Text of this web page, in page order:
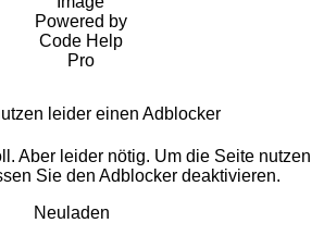
leider einen Adblocker
Aber leider nötig. Um die Seite nutzen
Sie den Adblocker deaktivieren.
Neuladen